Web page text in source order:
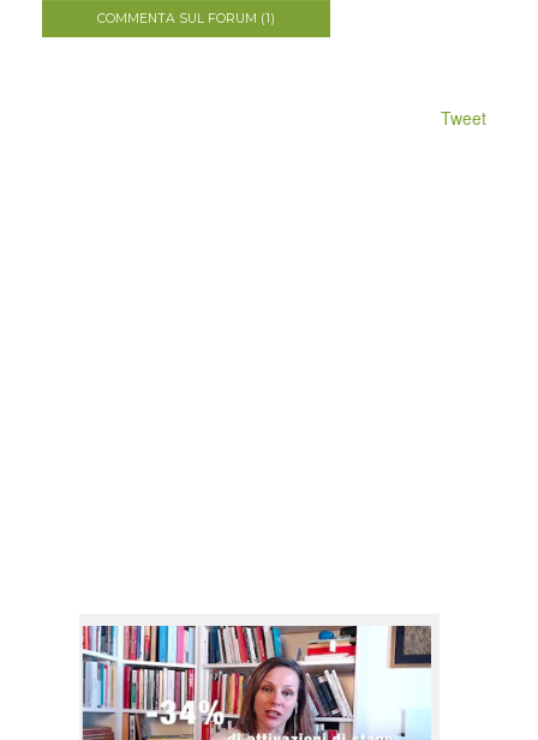
COMMENTA SUL FORUM (1)
Tweet